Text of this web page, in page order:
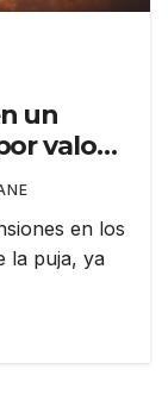
un
valor
en los
la puja, ya